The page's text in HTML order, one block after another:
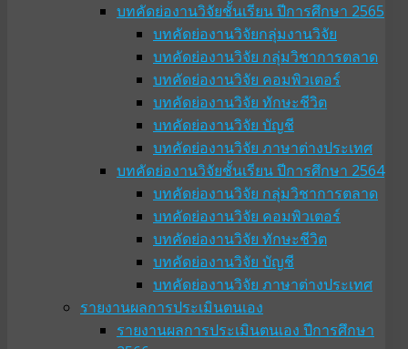
บทคัดย่องานวิจัยชั้นเรียน ปีการศึกษา 2565
บทคัดย่องานวิจัยกลุ่มงานวิจัย
บทคัดย่องานวิจัย กลุ่มวิชาการตลาด
บทคัดย่องานวิจัย คอมพิวเตอร์
บทคัดย่องานวิจัย ทักษะชีวิต
บทคัดย่องานวิจัย บัญชี
บทคัดย่องานวิจัย ภาษาต่างประเทศ
บทคัดย่องานวิจัยชั้นเรียน ปีการศึกษา 2564
บทคัดย่องานวิจัย กลุ่มวิชาการตลาด
บทคัดย่องานวิจัย คอมพิวเตอร์
บทคัดย่องานวิจัย ทักษะชีวิต
บทคัดย่องานวิจัย บัญชี
บทคัดย่องานวิจัย ภาษาต่างประเทศ
รายงานผลการประเมินตนเอง
รายงานผลการประเมินตนเอง ปีการศึกษา